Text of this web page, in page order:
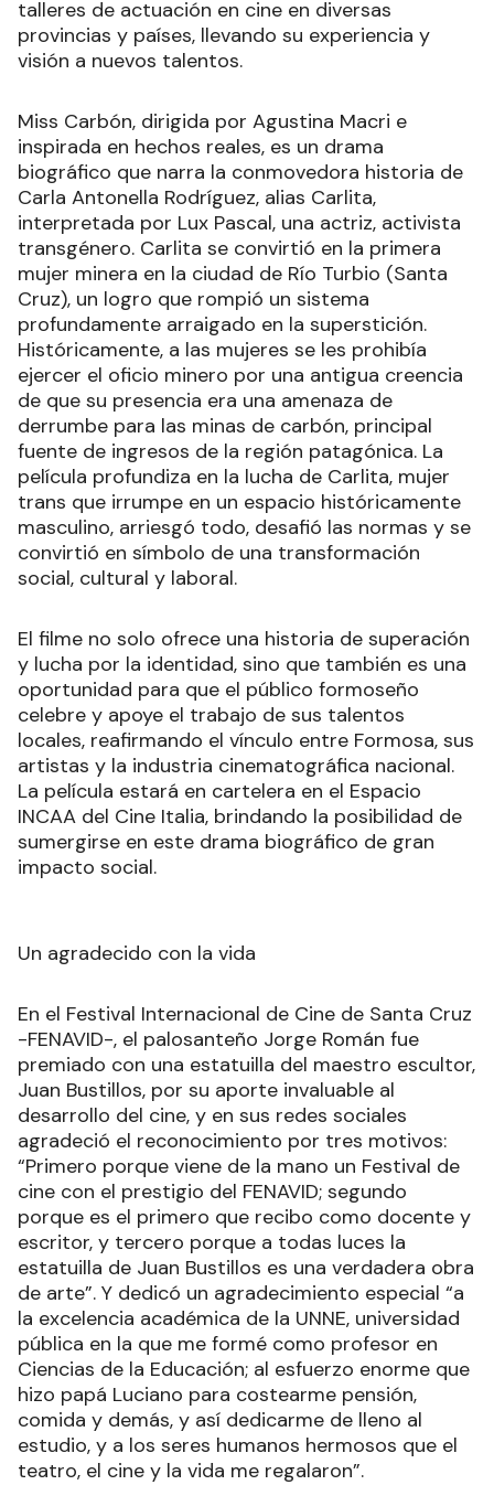
talleres de actuación en cine en diversas
provincias y países, llevando su experiencia y
visión a nuevos talentos.
Miss Carbón, dirigida por Agustina Macri e
inspirada en hechos reales, es un drama
biográfico que narra la conmovedora historia de
Carla Antonella Rodríguez, alias Carlita,
interpretada por Lux Pascal, una actriz, activista
transgénero. Carlita se convirtió en la primera
mujer minera en la ciudad de Río Turbio (Santa
Cruz), un logro que rompió un sistema
profundamente arraigado en la superstición.
Históricamente, a las mujeres se les prohibía
ejercer el oficio minero por una antigua creencia
de que su presencia era una amenaza de
derrumbe para las minas de carbón, principal
fuente de ingresos de la región patagónica. La
película profundiza en la lucha de Carlita, mujer
trans que irrumpe en un espacio históricamente
masculino, arriesgó todo, desafió las normas y se
convirtió en símbolo de una transformación
social, cultural y laboral.
El filme no solo ofrece una historia de superación
y lucha por la identidad, sino que también es una
oportunidad para que el público formoseño
celebre y apoye el trabajo de sus talentos
locales, reafirmando el vínculo entre Formosa, sus
artistas y la industria cinematográfica nacional.
La película estará en cartelera en el Espacio
INCAA del Cine Italia, brindando la posibilidad de
sumergirse en este drama biográfico de gran
impacto social.
Un agradecido con la vida
En el Festival Internacional de Cine de Santa Cruz
-FENAVID-, el palosanteño Jorge Román fue
premiado con una estatuilla del maestro escultor,
Juan Bustillos, por su aporte invaluable al
desarrollo del cine, y en sus redes sociales
agradeció el reconocimiento por tres motivos:
“Primero porque viene de la mano un Festival de
cine con el prestigio del FENAVID; segundo
porque es el primero que recibo como docente y
escritor, y tercero porque a todas luces la
estatuilla de Juan Bustillos es una verdadera obra
de arte”. Y dedicó un agradecimiento especial “a
la excelencia académica de la UNNE, universidad
pública en la que me formé como profesor en
Ciencias de la Educación; al esfuerzo enorme que
hizo papá Luciano para costearme pensión,
comida y demás, y así dedicarme de lleno al
estudio, y a los seres humanos hermosos que el
teatro, el cine y la vida me regalaron”.